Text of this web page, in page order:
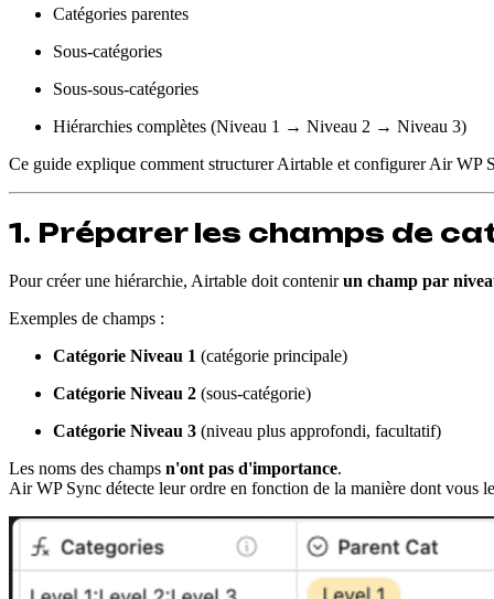
Catégories parentes
Sous-catégories
Sous-sous-catégories
Hiérarchies complètes (Niveau 1 → Niveau 2 → Niveau 3)
Ce guide explique comment structurer Airtable et configurer Air WP
1. Préparer les champs de
Pour créer une hiérarchie, Airtable doit contenirun champ par
Exemples de champs :
Catégorie Niveau 1 (catégorie principale)
Catégorie Niveau 2 (sous-catégorie)
Catégorie Niveau 3 (niveau plus approfondi, facultatif)
Les noms des champs n'ont pas d'importance.
Air WP Sync détecte leur ordre en fonction de la manière dont vous